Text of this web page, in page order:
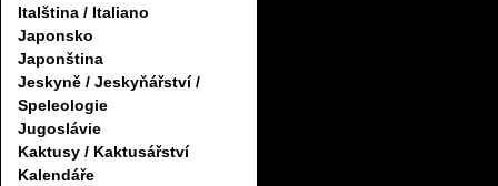
Italština / Italiano
Japonsko
Japonština
Jeskyně / Jeskyňářství /
Speleologie
Jugoslávie
Kaktusy / Kaktusářství
Kalendáře